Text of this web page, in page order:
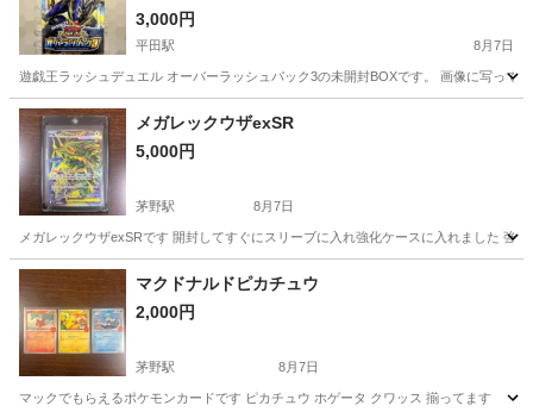
3,000円
平田駅 8月7日
遊戯王ラッシュデュエル オーバーラッシュパック3の未開封BOXです。 画像に写っ
長野 松本市 平田駅 カードゲーム
メガレックウザexSR
5,000円
茅野駅 8月7日
メガレックウザexSRです 開封してすぐにスリーブに入れ強化ケースに入れました 強
長野 茅野市 茅野駅 カードゲーム
マクドナルドピカチュウ
2,000円
茅野駅 8月7日
マックでもらえるポケモンカードです ピカチュウ ホゲータ クワッス 揃ってます